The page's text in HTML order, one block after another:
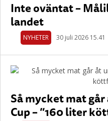
Inte oväntat –
landet
NYHETER 30 juli 2026 15.41
Så mycket mat
Cup – ”160 liter